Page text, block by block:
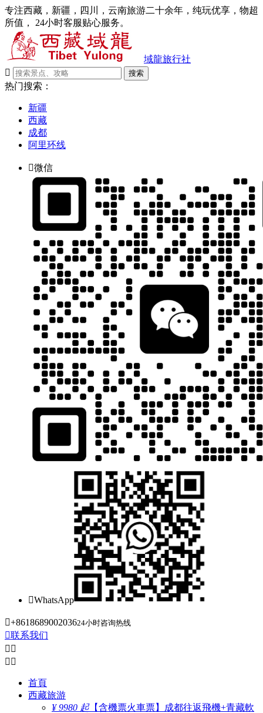
专注西藏，新疆，四川，云南旅游二十余年，纯玩优享，物超
所值， 24小时客服贴心服务。
域龍旅行社

搜索
热门搜索：
新疆
西藏
成都
阿里环线
微信
WhatsApp
+861868900203624小时咨询热线
联系我们
 
 
首頁
西藏旅游
¥ 9980 起【含機票火車票】成都往返飛機+青藏軟